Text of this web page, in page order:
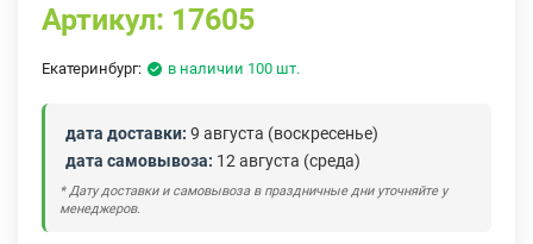
Артикул: 17605
Екатеринбург: в наличии 100 шт.
дата доставки: 9 августа (воскресенье)
дата самовывоза: 12 августа (среда)
* Дату доставки и самовывоза в праздничные дни уточняйте у
менеджеров.